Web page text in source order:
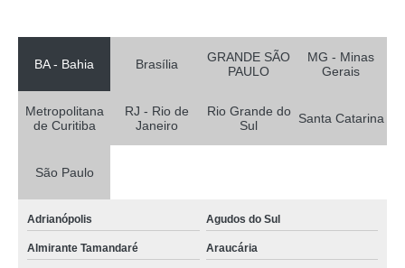
empresa de calibração de equipamentos de laboratório Metropolitana de
Curitiba
profissional para calibração de equipamentos medição Planaltina de Goiás
empresa de calibração de equipamentos de indústrias Itapecerica da Serra
calibração de equipamentos de análise de água preço Águas Claras
calibração de equipamentos para laboratório valor Metropolitana de Curitiba
BA - Bahia Brasília
GRANDE SÃO
PAULO
MG - Minas
Gerais
Metropolitana
de Curitiba
RJ - Rio de
Janeiro
Rio Grande do
Sul
Santa Catarina
São Paulo
Adrianópolis Agudos do Sul
Almirante Tamandaré Araucária